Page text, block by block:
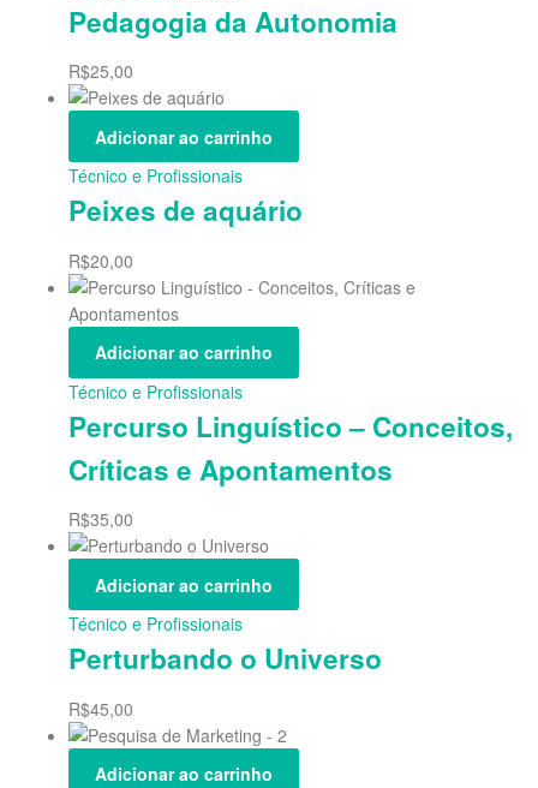
Pedagogia da Autonomia
R$25,00
Adicionar ao carrinho
Técnico e Profissionais
Peixes de aquário
R$20,00
Adicionar ao carrinho
Técnico e Profissionais
Percurso Linguístico – Conceitos,
Críticas e Apontamentos
R$35,00
Adicionar ao carrinho
Técnico e Profissionais
Perturbando o Universo
R$45,00
Adicionar ao carrinho